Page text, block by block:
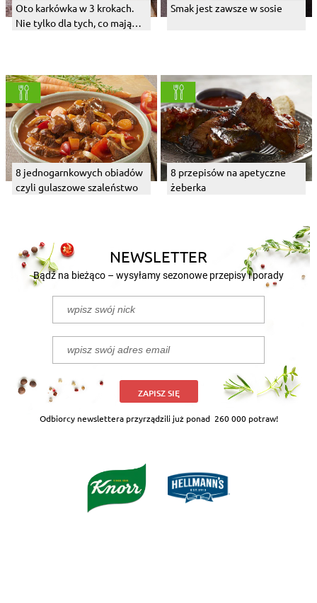
Oto karkówka w 3 krokach.
Nie tylko dla tych, co mają
Smak jest zawsze w sosie
8 jednogarnkowych obiadów
czyli gulaszowe szaleństwo
8 przepisów na apetyczne
żeberka
NEWSLETTER
Bądź na bieżąco – wysyłamy sezonowe przepisy i porady
ZAPISZ SIĘ
Odbiorcy newslettera przyrządzili już ponad 260 000 potraw!